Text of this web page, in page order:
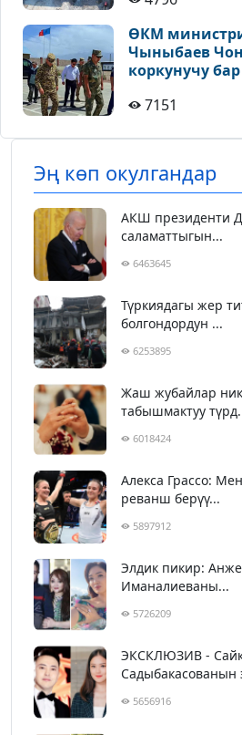
ӨКМ
Чыныбаев
коркунучу
7151
Эң көп окулгандар
АКШ президенти
саламаттыгын...
6463645
Түркиядагы жер
болгондордун ...
6253895
Жаш жубайлар
табышмактуу
6018424
Алекса Грассо:
реванш берүү...
5897912
Элдик пикир:
Иманалиеваны...
5726209
ЭКСКЛЮЗИВ -
Садыбакасованын
5656916